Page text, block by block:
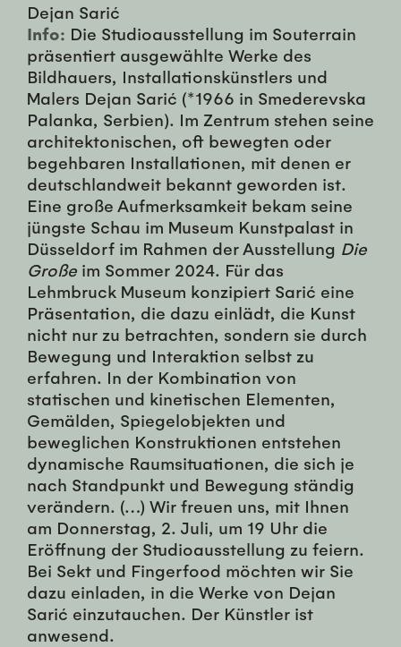
Dejan Sarić
Info: Die Studioausstellung im Souterrain
präsentiert ausgewählte Werke des
Bildhauers, Installationskünstlers und
Malers Dejan Sarić (*1966 in Smederevska
Palanka, Serbien). Im Zentrum stehen seine
architektonischen, oft bewegten oder
begehbaren Installationen, mit denen er
deutschlandweit bekannt geworden ist.
Eine große Aufmerksamkeit bekam seine
jüngste Schau im Museum Kunstpalast in
Düsseldorf im Rahmen der Ausstellung Die
Große im Sommer 2024. Für das
Lehmbruck Museum konzipiert Sarić eine
Präsentation, die dazu einlädt, die Kunst
nicht nur zu betrachten, sondern sie durch
Bewegung und Interaktion selbst zu
erfahren. In der Kombination von
statischen und kinetischen Elementen,
Gemälden, Spiegelobjekten und
beweglichen Konstruktionen entstehen
dynamische Raumsituationen, die sich je
nach Standpunkt und Bewegung ständig
verändern. (…) Wir freuen uns, mit Ihnen
am Donnerstag, 2. Juli, um 19 Uhr die
Eröffnung der Studioausstellung zu feiern.
Bei Sekt und Fingerfood möchten wir Sie
dazu einladen, in die Werke von Dejan
Sarić einzutauchen. Der Künstler ist
anwesend.